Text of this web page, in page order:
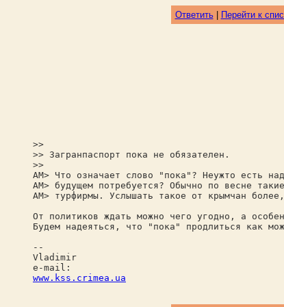
Ответить| Перейти к
>>
>> Загранпаспорт пока не обязателен.
>>
AM> Что означает слово "пока"? Неужто есть
AM> будущем потребуется? Обычно по весне
AM> турфирмы. Услышать такое от крымчан
От политиков ждать можно чего угодно, а
Будем надеяться, что "пока" продлиться как
--
Vladimir
e-mail:
www.kss.crimea.ua